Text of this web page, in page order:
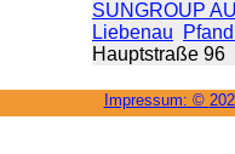
SUNGROUP
Liebenau
Hauptstraße 96
Impressum: ©